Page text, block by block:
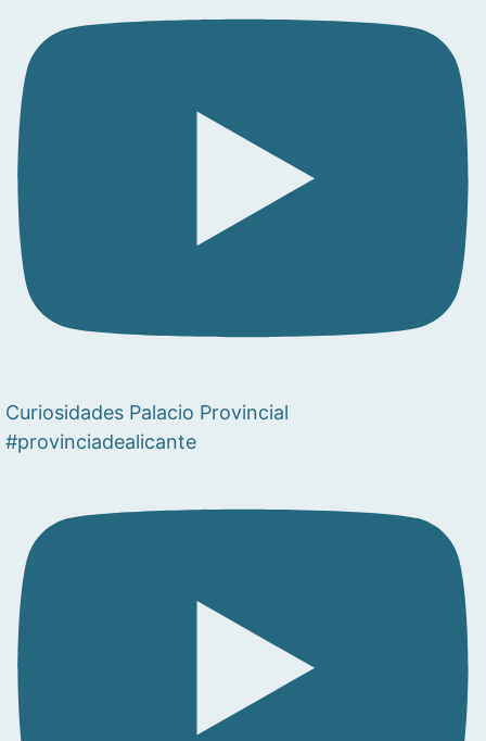
Curiosidades Palacio Provincial
#provinciadealicante